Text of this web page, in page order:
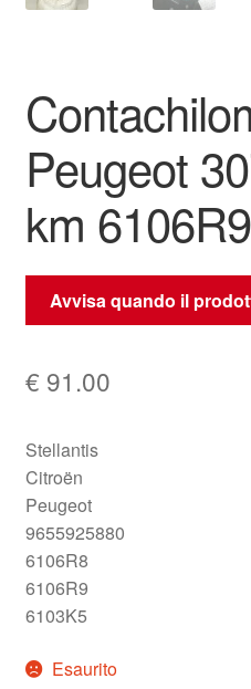
Peugeot
km 6106R9
Avvisa quando il
€ 91.00
Stellantis
Citroën
Peugeot
9655925880
6106R8
6106R9
6103K5
Esaurito